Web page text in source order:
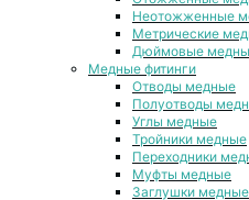
Неотожженные
Метрические
Дюймовые
Медные фитинги
Отводы медные
Полуотводы
Углы медные
Тройники медные
Переходники
Муфты медные
Заглушки медные